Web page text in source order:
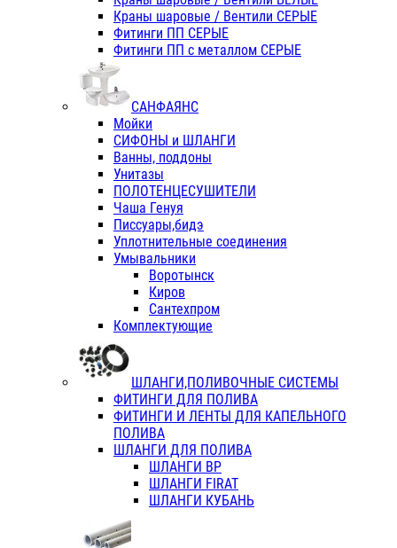
Краны шаровые / Вентили СЕРЫЕ
Фитинги ПП СЕРЫЕ
Фитинги ПП с металлом СЕРЫЕ
САНФАЯНС
Мойки
СИФОНЫ и ШЛАНГИ
Ванны, поддоны
Унитазы
ПОЛОТЕНЦЕСУШИТЕЛИ
Чаша Генуя
Писсуары,бидэ
Уплотнительные соединения
Умывальники
Воротынск
Киров
Сантехпром
Комплектующие
ШЛАНГИ,ПОЛИВОЧНЫЕ СИСТЕМЫ
ФИТИНГИ ДЛЯ ПОЛИВА
ФИТИНГИ И ЛЕНТЫ ДЛЯ КАПЕЛЬНОГО
ПОЛИВА
ШЛАНГИ ДЛЯ ПОЛИВА
ШЛАНГИ ВР
ШЛАНГИ FIRAT
ШЛАНГИ КУБАНЬ